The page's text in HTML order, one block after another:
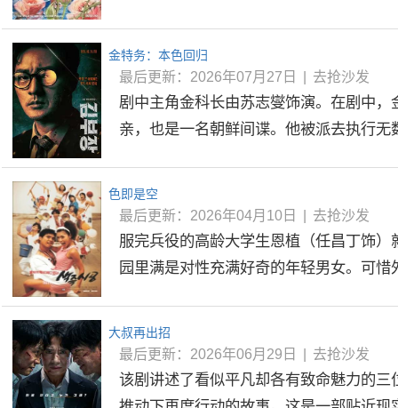
金特务：本色回归
最后更新：2026年07月27日 去抢沙发
剧中主角金科长由苏志燮饰演。在剧中，
亲，也是一名朝鲜间谍。他被派去执行无
色即是空
最后更新：2026年04月10日 去抢沙发
服完兵役的高龄大学生恩植（任昌丁饰）
园里满是对性充满好奇的年轻男女。可惜
大叔再出招
最后更新：2026年06月29日 去抢沙发
该剧讲述了看似平凡却各有致命魅力的三